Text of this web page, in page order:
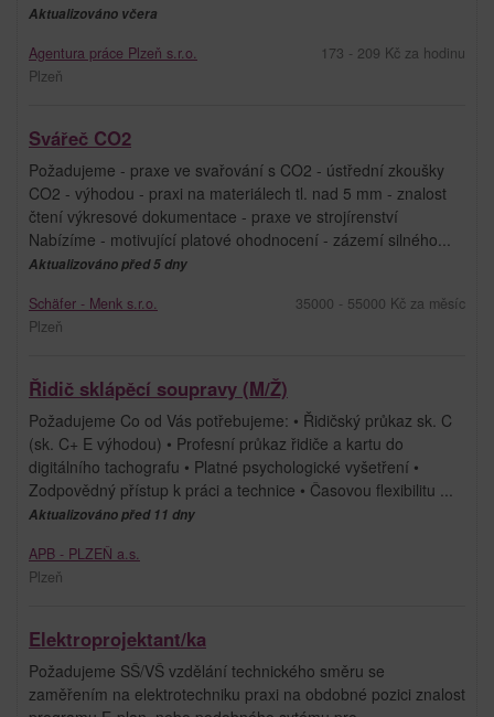
Aktualizováno včera
Agentura práce Plzeň s.r.o.
Plzeň
173 - 209 Kč za hodinu
Svářeč CO2
Požadujeme - praxe ve svařování s CO2 - ústřední zkoušky
CO2 - výhodou - praxi na materiálech tl. nad 5 mm - znalost
čtení výkresové dokumentace - praxe ve strojírenství
Nabízíme - motivující platové ohodnocení - zázemí silného...
Aktualizováno před 5 dny
Schäfer - Menk s.r.o.
Plzeň
35000 - 55000 Kč za měsíc
Řidič sklápěcí soupravy (M/Ž)
Požadujeme Co od Vás potřebujeme: • Řidičský průkaz sk. C
(sk. C+ E výhodou) • Profesní průkaz řidiče a kartu do
digitálního tachografu • Platné psychologické vyšetření •
Zodpovědný přístup k práci a technice • Časovou flexibilitu ...
Aktualizováno před 11 dny
APB - PLZEŇ a.s.
Plzeň
Elektroprojektant/ka
Požadujeme SŠ/VŠ vzdělání technického směru se
zaměřením na elektrotechniku praxi na obdobné pozici znalost